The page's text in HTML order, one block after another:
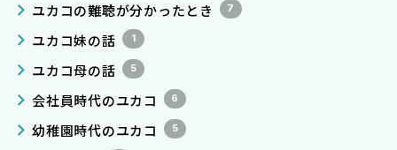
ユカコの難聴が分かったとき 7
ユカコ妹の話 1
ユカコ母の話 5
会社員時代のユカコ 6
幼稚園時代のユカコ 5